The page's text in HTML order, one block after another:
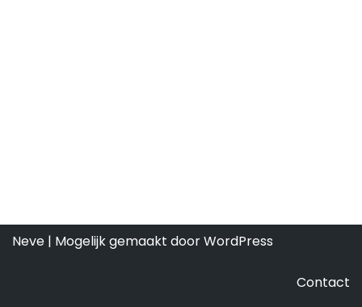
Neve | Mogelijk gemaakt doorWordPress
Contact